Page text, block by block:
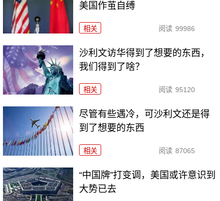
美国作茧自缚
相关 阅读 99986
沙利文访华得到了想要的东西，
我们得到了啥？
相关 阅读 95120
尽管有些遇冷，可沙利文还是得
到了想要的东西
相关 阅读 87065
“中国牌”打变调，美国或许意识到
大势已去